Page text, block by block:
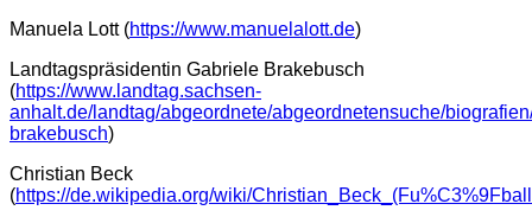
Manuela Lott (https://www.manuelalott.de)
Landtagspräsidentin Gabriele Brakebusch
(https://www.landtag.sachsen-
anhalt.de/landtag/abgeordnete/abgeordnetensuche/
brakebusch)
Christian Beck
(https://de.wikipedia.org/wiki/